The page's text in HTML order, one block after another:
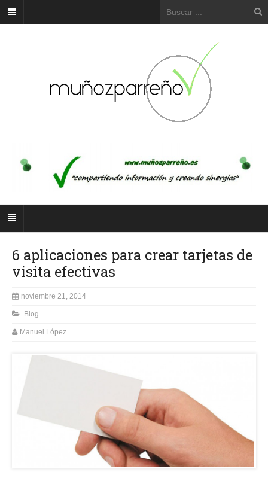
6 aplicaciones para crear tarjetas de
visita efectivas
noviembre 21, 2014
Blog
Manuel López